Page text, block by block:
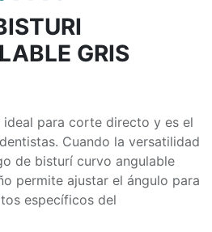
GRIS
para corte directo y es el
Cuando la versatilidad
de bisturí curvo angulable
permite ajustar el ángulo para
específicos del